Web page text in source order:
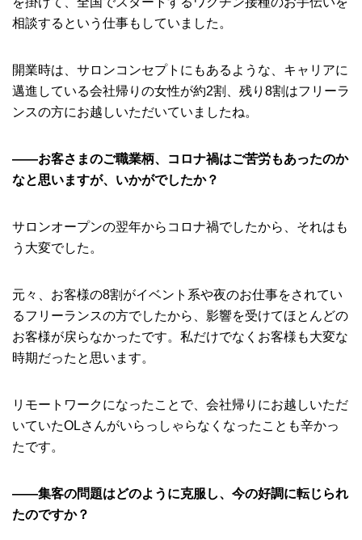
相談するという仕事もしていました。
開業時は、サロンコンセプトにもあるような、キャリアに
邁進している会社帰りの女性が約2割、残り8割はフリーラ
ンスの方にお越しいただいていましたね。
――お客さまのご職業柄、コロナ禍はご苦労もあったのか
なと思いますが、いかがでしたか？
サロンオープンの翌年からコロナ禍でしたから、それはも
う大変でした。
元々、お客様の8割がイベント系や夜のお仕事をされてい
るフリーランスの方でしたから、影響を受けてほとんどの
お客様が戻らなかったです。私だけでなくお客様も大変な
時期だったと思います。
リモートワークになったことで、会社帰りにお越しいただ
いていたOLさんがいらっしゃらなくなったことも辛かっ
たです。
――集客の問題はどのように克服し、今の好調に転じられ
たのですか？